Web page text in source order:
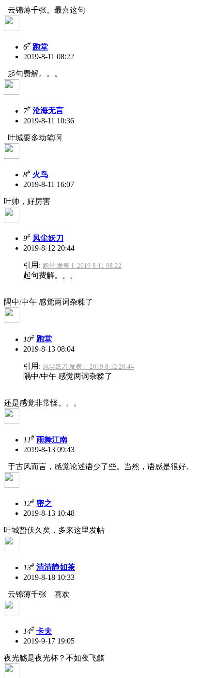
云锦薄千张。最喜这句
6# 跑堂
2019-8-11 08:22
起句费解。。。
7# 沧海无言
2019-8-11 10:36
叶城要多动笔啊
8# 火鸟
2019-8-11 16:07
叶帅，好厉害
9# 风尘妖刀
2019-8-12 20:44
引用: 跑堂 发表于 2019-8-11 08:22
起句费解。。。
隅中/中午 感觉两词杂糅了
10# 跑堂
2019-8-13 08:04
引用: 风尘妖刀 发表于 2019-8-12 20:44
隅中/中午 感觉两词杂糅了
还是感觉非常怪。。。
11# 雨舞江南
2019-8-13 09:43
于古风而言，感觉论述语少了些。当然，语感是很好。
12# 密之
2019-8-13 10:48
叶城蛰伏久矣，多来这里发帖
13# 清清静如茶
2019-8-18 10:33
云锦薄千张 喜欢
14# 卡夫
2019-9-17 19:05
夜光觞是夜光杯？不如夜飞觞